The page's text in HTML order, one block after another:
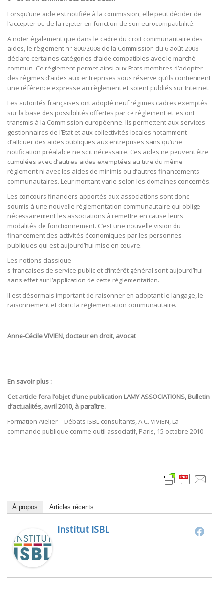
Lorsqu’une aide est notifiée à la commission, elle peut décider de
l’accepter ou de la rejeter en fonction de son eurocompatibilité.
A noter également que dans le cadre du droit communautaire des
aides, le règlement n° 800/2008 de la Commission du 6 août 2008
déclare certaines catégories d’aide compatibles avec le marché
commun. Ce règlement permet ainsi aux Etats membres d’adopter
des régimes d’aides aux entreprises sous réserve qu’ils contiennent
une référence expresse au règlement et soient publiés sur Internet.
Les autorités françaises ont adopté neuf régimes cadres exemptés
sur la base des possibilités offertes par ce règlement et les ont
transmis à la Commission européenne. Ils permettent aux services
gestionnaires de l’Etat et aux collectivités locales notamment
d’allouer des aides publiques aux entreprises sans qu’une
notification préalable ne soit nécessaire. Ces aides ne peuvent être
cumulées avec d’autres aides exemptées au titre du même
règlement ni avec les aides de minimis ou d’autres financements
communautaires. Leur montant varie selon les domaines concernés.
Les concours financiers apportés aux associations sont donc
soumis à une nouvelle réglementation communautaire qui oblige
nécessairement les associations à remettre en cause leurs
modalités de fonctionnement. C’est une nouvelle vision du
financement des activités économiques par les personnes
publiques qui est aujourd’hui mise en œuvre.
Les notions classique
s françaises de service public et d’intérêt général sont aujourd’hui
sans effet sur l’application de cette réglementation.
Il est désormais important de raisonner en adoptant le langage, le
raisonnement et donc la réglementation communautaire.
Anne-Cécile VIVIEN, docteur en droit, avocat
En savoir plus :
Cet article fera l’objet d’une publication LAMY ASSOCIATIONS, Bulletin
d’actualités, avril 2010, à paraître.
Formation Atelier – Débats ISBL consultants, A.C. VIVIEN, La
commande publique comme outil associatif, Paris, 15 octobre 2010
À propos Articles récents
Institut ISBL